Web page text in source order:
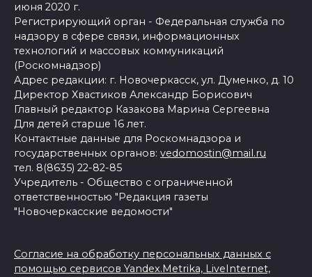
июня 2020 г.
Регистрирующий орган - Федеральная служба по
надзору в сфере связи, информационных
технологий и массовых коммуникаций
(Роскомнадзор)
Адрес редакции: г. Новочеркасск, ул. Думенко, д. 10
Директор Хвастиков Александр Борисович
Главный редактор Казакова Марина Сергеевна
Для детей старше 16 лет.
Контактные данные для Роскомнадзора и
государственных органов: vedomostin@mail.ru
тел. 8(8635) 22-82-85
Учредитель - Общество с ограниченной
ответственностью "Редакция газеты
"Новочеркасские ведомости"
Согласие на обработку персональных данных с
помощью сервисов Yandex.Metrika, LiveInternet,